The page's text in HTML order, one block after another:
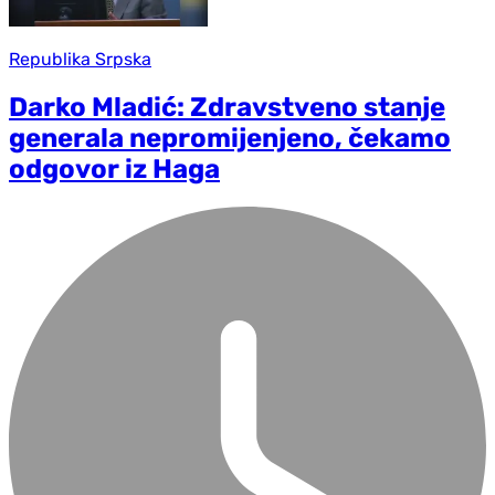
Republika Srpska
Darko Mladić: Zdravstveno stanje
generala nepromijenjeno, čekamo
odgovor iz Haga